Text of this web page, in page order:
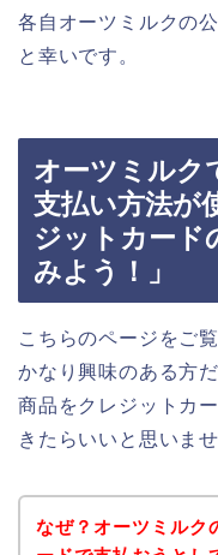
各自オーツミルクの
と幸いです。
オーツミルク
支払い方法が
ジットカード
みよう！」
こちらのページをご
かなり興味のある方
商品をクレジットカ
きたらいいと思いま
なぜ？オーツミルク